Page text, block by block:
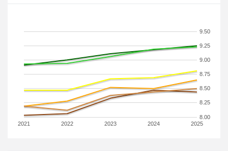
2021 2022 2023 2024 2025
8.00
8.25
8.50
8.75
9.00
9.25
9.50